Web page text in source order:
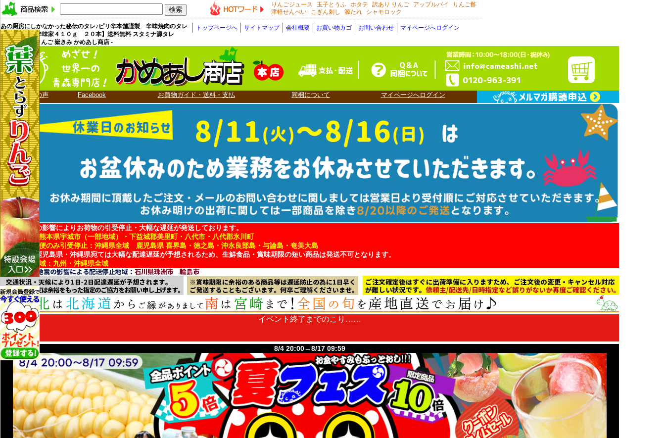
あの厨房にしかなかった秘伝のタレ♪ピリ辛本舗謹製 辛味焼肉のタレ
【上北農産 辛味家４１０ｇ ２０本】送料無料 スタミナ源タレ
[※SP] - 青森りんご 嶽きみ かめあし商店 -
マイページへログイン
お問い合わせ
お買い物カゴ
会社概要
サイトマップ
トップページへ
HOTワード
りんごジュース 玉子とうふ ホタテ 訳あり りんご アップルパイ
りんご酢
津軽せんべい
こぎん刺し 源たれ シャモロック
お客様の声 Facebook お買物ガイド・送料・支払 同梱について マイページへログイン
地震・台風の影響によりお荷物の引受停止・大幅な遅延が発送しております。
■引受停止：熊本県宇城市（一部地域）・下益城郡美里町・八代市・八代郡氷川町
■冷蔵・冷凍便のみ引受停止：沖縄県全域 鹿児島県 喜界島・徳之島・沖永良部島・与論島・奄美大島
※熊本県・鹿児島県・沖縄県宛ては大幅な配達遅延が予想されるため、生鮮食品・賞味期限の短い商品は発送不可となります。
■配達遅延地域：九州・沖縄県全域
8/4 20:00→8/17 09:59